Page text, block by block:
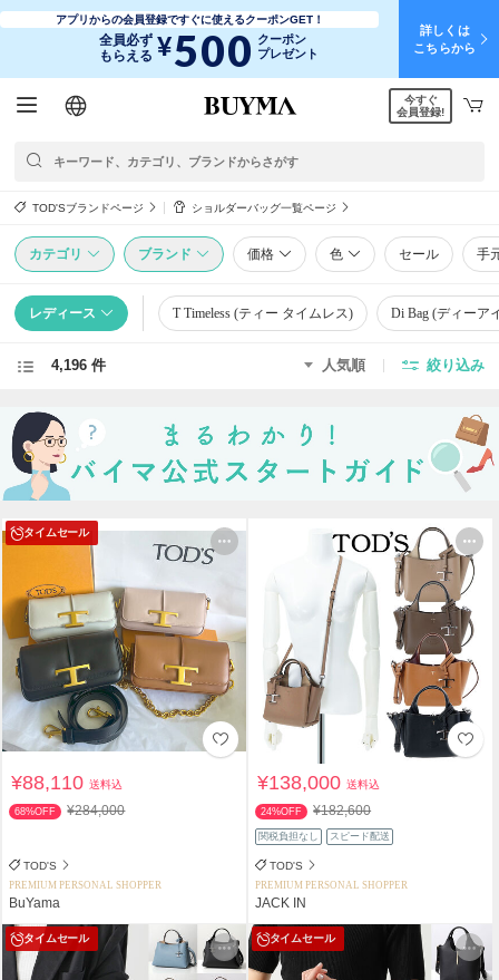
アプリからの会員登録ですぐに使えるクーポンGET！
全員必ず
もらえる ¥500 クーポン
プレゼント
詳しくは
こちらから
日本語
English
简体中文
繁體中文
今すぐ
会員登録!
TOD'Sブランドページ ショルダーバッグ一覧ページ
カテゴリ ブランド 価格 色 セール 手
レディース T Timeless (ティー タイムレス) Di Bag (ディーア
4,196 件 人気順 絞り込み
タイムセール
¥88,110送料込
68%OFF ¥284,000
TOD'S
PREMIUM PERSONAL SHOPPER
BuYama
¥138,000送料込
24%OFF ¥182,600
関税負担なし スピード配送
TOD'S
PREMIUM PERSONAL SHOPPER
JACK IN
タイムセール タイムセール